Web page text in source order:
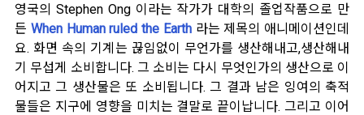
영국의 Stephen Ong 이라는 작가가 대학의 졸업작품으로 만
든 When Human ruled the Earth라는 제목의 애니메이션인데
요. 화면 속의 기계는 끊임없이 무언가를 생산해내고,생산해내
기 무섭게 소비합니다. 그 소비는 다시 무엇인가의 생산으로 이
어지고 그 생산물은 또 소비됩니다. 그 결과 남은 잉여의 축적
물들은 지구에 영향을 미치는 결말로 끝이납니다. 그리고 이어